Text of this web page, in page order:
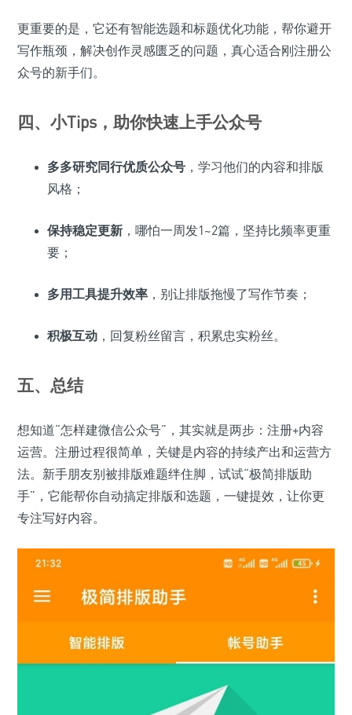
更重要的是，它还有智能选题和标题优化功能，帮你避开
写作瓶颈，解决创作灵感匮乏的问题，真心适合刚注册公
众号的新手们。
四、小Tips，助你快速上手公众号
多多研究同行优质公众号 ，学习他们的内容和排版
风格；
保持稳定更新 ，哪怕一周发1~2篇，坚持比频率更重
要；
多用工具提升效率 ，别让排版拖慢了写作节奏；
积极互动 ，回复粉丝留言，积累忠实粉丝。
五、总结
想知道“怎样建微信公众号”，其实就是两步：注册+内容
运营。注册过程很简单，关键是内容的持续产出和运营方
法。新手朋友别被排版难题绊住脚，试试“极简排版助
手”，它能帮你自动搞定排版和选题，一键提效，让你更
专注写好内容。